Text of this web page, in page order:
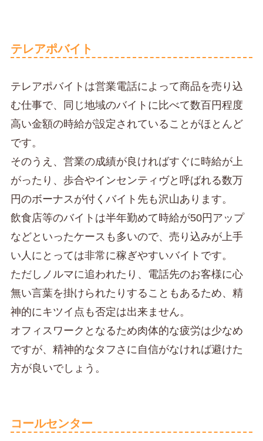
テレアポバイト
テレアポバイトは営業電話によって商品を売り込
む仕事で、同じ地域のバイトに比べて数百円程度
高い金額の時給が設定されていることがほとんど
です。
そのうえ、営業の成績が良ければすぐに時給が上
がったり、歩合やインセンティヴと呼ばれる数万
円のボーナスが付くバイト先も沢山あります。
飲食店等のバイトは半年勤めて時給が50円アップ
などといったケースも多いので、売り込みが上手
い人にとっては非常に稼ぎやすいバイトです。
ただしノルマに追われたり、電話先のお客様に心
無い言葉を掛けられたりすることもあるため、精
神的にキツイ点も否定は出来ません。
オフィスワークとなるため肉体的な疲労は少なめ
ですが、精神的なタフさに自信がなければ避けた
方が良いでしょう。
コールセンター